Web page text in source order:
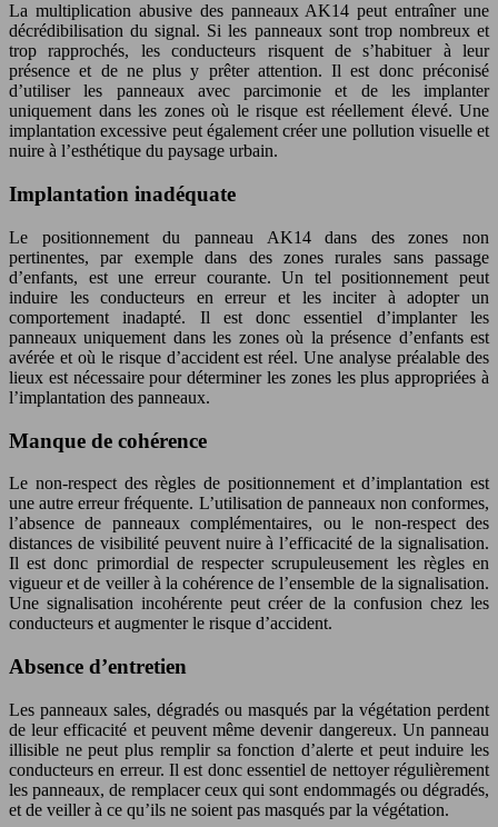
La multiplication abusive des panneaux AK14 peut entraîner une
décrédibilisation du signal. Si les panneaux sont trop nombreux et
trop rapprochés, les conducteurs risquent de s’habituer à leur
présence et de ne plus y prêter attention. Il est donc préconisé
d’utiliser les panneaux avec parcimonie et de les implanter
uniquement dans les zones où le risque est réellement élevé. Une
implantation excessive peut également créer une pollution visuelle et
nuire à l’esthétique du paysage urbain.
Implantation inadéquate
Le positionnement du panneau AK14 dans des zones non
pertinentes, par exemple dans des zones rurales sans passage
d’enfants, est une erreur courante. Un tel positionnement peut
induire les conducteurs en erreur et les inciter à adopter un
comportement inadapté. Il est donc essentiel d’implanter les
panneaux uniquement dans les zones où la présence d’enfants est
avérée et où le risque d’accident est réel. Une analyse préalable des
lieux est nécessaire pour déterminer les zones les plus appropriées à
l’implantation des panneaux.
Manque de cohérence
Le non-respect des règles de positionnement et d’implantation est
une autre erreur fréquente. L’utilisation de panneaux non conformes,
l’absence de panneaux complémentaires, ou le non-respect des
distances de visibilité peuvent nuire à l’efficacité de la signalisation.
Il est donc primordial de respecter scrupuleusement les règles en
vigueur et de veiller à la cohérence de l’ensemble de la signalisation.
Une signalisation incohérente peut créer de la confusion chez les
conducteurs et augmenter le risque d’accident.
Absence d’entretien
Les panneaux sales, dégradés ou masqués par la végétation perdent
de leur efficacité et peuvent même devenir dangereux. Un panneau
illisible ne peut plus remplir sa fonction d’alerte et peut induire les
conducteurs en erreur. Il est donc essentiel de nettoyer régulièrement
les panneaux, de remplacer ceux qui sont endommagés ou dégradés,
et de veiller à ce qu’ils ne soient pas masqués par la végétation.